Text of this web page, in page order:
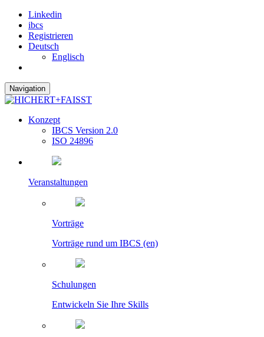
Linkedin
ibcs
Registrieren
Deutsch
Englisch
Navigation
Konzept
IBCS Version 2.0
ISO 24896
Veranstaltungen
Vorträge
Vorträge rund um IBCS (en)
Schulungen
Entwickeln Sie Ihre Skills